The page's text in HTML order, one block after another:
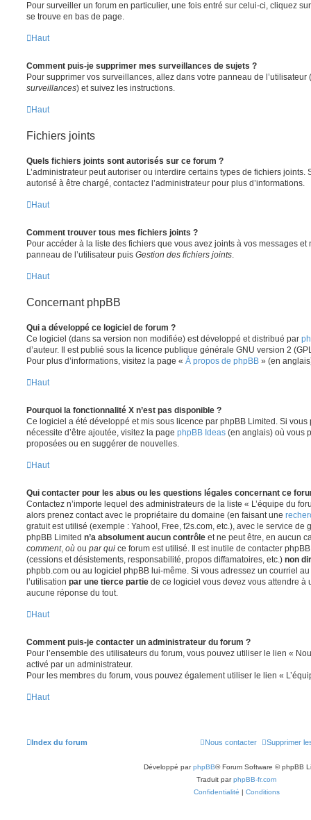
Pour surveiller un forum en particulier, une fois entré sur celui-ci, cliquez
se trouve en bas de page.
Haut
Comment puis-je supprimer mes surveillances de sujets ?
Pour supprimer vos surveillances, allez dans votre panneau de l’utilisateur
surveillances) et suivez les instructions.
Haut
Fichiers joints
Quels fichiers joints sont autorisés sur ce forum ?
L’administrateur peut autoriser ou interdire certains types de fichiers joints.
autorisé à être chargé, contactez l’administrateur pour plus d’informations.
Haut
Comment trouver tous mes fichiers joints ?
Pour accéder à la liste des fichiers que vous avez joints à vos messages
panneau de l’utilisateur puis Gestion des fichiers joints
Haut
Concernant phpBB
Qui a développé ce logiciel de forum ?
Ce logiciel (dans sa version non modifiée) est développé et distribué par
d’auteur. Il est publié sous la licence publique générale GNU version 2
Pour plus d’informations, visitez la page « À propos de phpBB » (en
Haut
Pourquoi la fonctionnalité X n’est pas disponible ?
Ce logiciel a été développé et mis sous licence par phpBB Limited. Si vous
nécessite d’être ajoutée, visitez la page phpBB Ideas (en anglais) où vous
proposées ou en suggérer de nouvelles.
Haut
Qui contacter pour les abus ou les questions légales concernant ce
Contactez n’importe lequel des administrateurs de la liste « L’équipe du
alors prenez contact avec le propriétaire du domaine (en faisant une
gratuit est utilisé (exemple : Yahoo!, Free, f2s.com, etc.), avec le service de
phpBB Limited n’a absolument aucun contrôle et ne peut être, en aucun
comment, où ou par qui ce forum est utilisé. Il est inutile de contacter
(cessions et désistements, responsabilité, propos diffamatoires, etc.) non
phpbb.com ou au logiciel phpBB lui-même. Si vous adressez un courriel
l’utilisation par une tierce partie de ce logiciel vous devez vous attendre à
aucune réponse du tout.
Haut
Comment puis-je contacter un administrateur du forum ?
Pour l’ensemble des utilisateurs du forum, vous pouvez utiliser le lien «
activé par un administrateur.
Pour les membres du forum, vous pouvez également utiliser le lien «
Haut
Index du forum Supprimer
Nous contacter
Développé parphpBB® Forum Software © phpBB
Traduit parphpBB-fr.com
Confidentialité | Conditions